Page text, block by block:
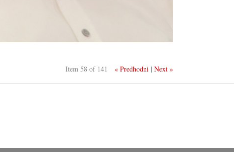
Item 58 of 141 « Predhodni |Next »